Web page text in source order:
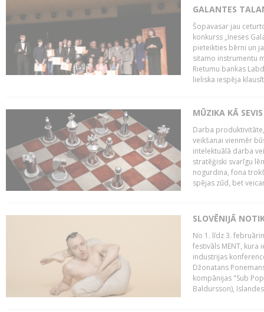
GALANTES
Šopavasar jau
konkurss „Ineses
pieteikties bērni un
sitamo instrumentu
Rietumu bankas
lieliska iespēja
MŪZIKA KĀ
Darba
veikšanai vienmēr
intelektuālā darba
stratēģiski svarīgu
nogurdina, fona
spējas zūd, bet
SLOVĒNIJĀ
No 1. līdz 3.
festivāls MENT, kura
industrijas
Džonatans
kompānijas "Sub
Baldursson),